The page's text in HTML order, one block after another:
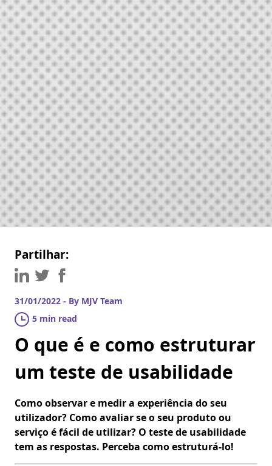
Partilhar:
31/01/2022 - By MJV Team
5 min read
O que é e como estruturar
um teste de usabilidade
Como observar e medir a experiência do seu
utilizador? Como avaliar se o seu produto ou
serviço é fácil de utilizar? O teste de usabilidade
tem as respostas. Perceba como estruturá-lo!